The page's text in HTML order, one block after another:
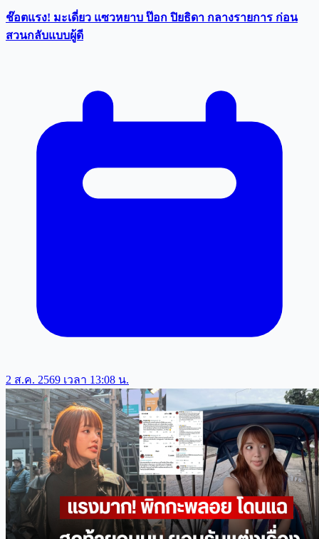
ช๊อตแรง! มะเดี่ยว แซวหยาบ ป๊อก ปิยธิดา กลางรายการ ก่อน
สวนกลับแบบผู้ดี
2 ส.ค. 2569 เวลา 13:08 น.